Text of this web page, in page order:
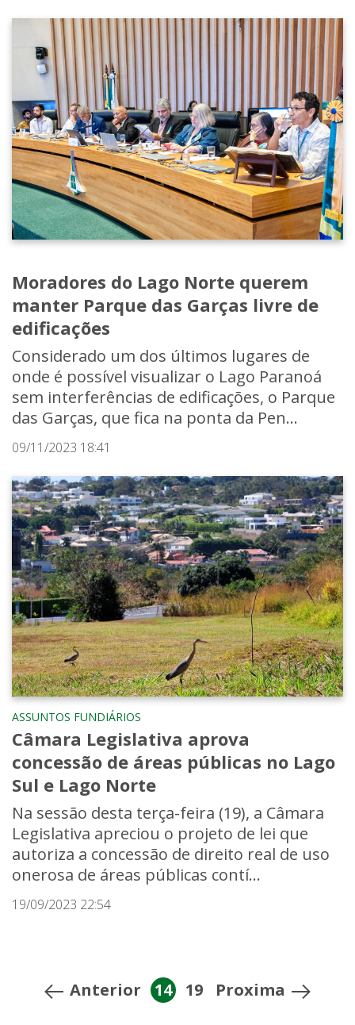
Moradores do Lago Norte querem
manter Parque das Garças livre de
edificações
Considerado um dos últimos lugares de
onde é possível visualizar o Lago Paranoá
sem interferências de edificações, o Parque
das Garças, que fica na ponta da Pen...
09/11/2023 18:41
ASSUNTOS FUNDIÁRIOS
Câmara Legislativa aprova
concessão de áreas públicas no Lago
Sul e Lago Norte
Na sessão desta terça-feira (19), a Câmara
Legislativa apreciou o projeto de lei que
autoriza a concessão de direito real de uso
onerosa de áreas públicas contí...
19/09/2023 22:54
Anterior 14 19 Proxima